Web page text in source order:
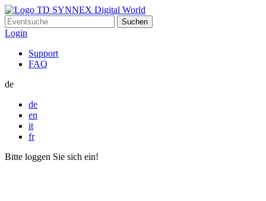
Suchen
nach:
Login
Support
FAQ
de
de
en
it
fr
Bitte loggen Sie sich ein!